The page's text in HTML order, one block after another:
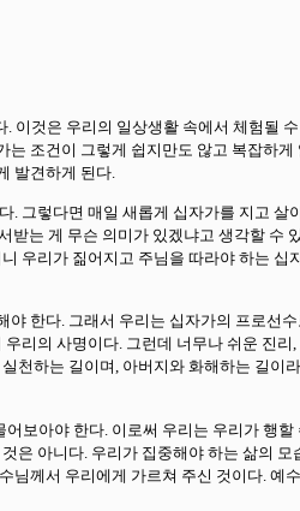
이것은 우리의 일상생활 속에서 체험될
조건이 그렇게 쉽지만도 않고 복잡하게
발견하게 된다.
. 그렇다면 매일 새롭게 십자가를 지고 살
받는 게 무슨 의미가 있겠냐고 생각할 수
우리가 짊어지고 주님을 따라야 하는 십
한다. 그래서 우리는 십자가의 프로선
리의 사명이다. 그런데 너무나 쉬운 진리
천하는 길이며, 아버지와 화해하는 길이
보아야 한다. 이로써 우리는 우리가 행할
은 아니다. 우리가 집중해야 하는 삶의 모
님께서 우리에게 가르쳐 주신 것이다. 예